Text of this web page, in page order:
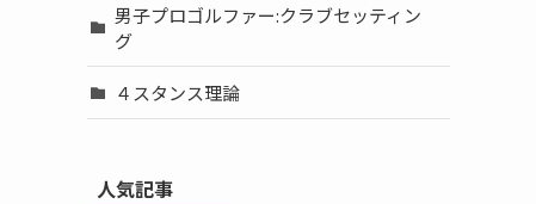
男子プロゴルファー:クラブセッティン
グ
４スタンス理論
人気記事